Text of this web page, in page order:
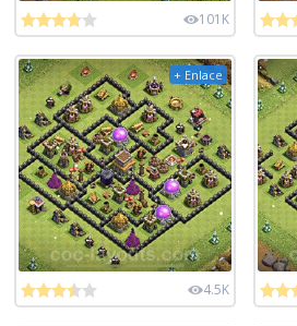
101K
+ Enlace
4.5K